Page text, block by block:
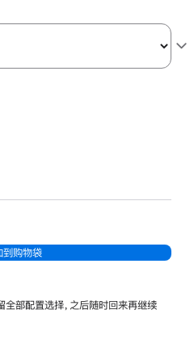
到购物袋
全部配置选择，之后随时回来再继续